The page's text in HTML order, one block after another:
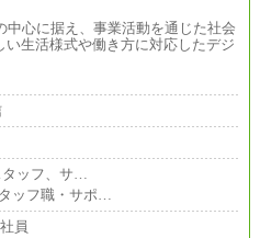
中心に据え、事業活動を通じた社会
生活様式や働き方に対応したデジ
タッフ、サ…
ッフ職・サポ…
員